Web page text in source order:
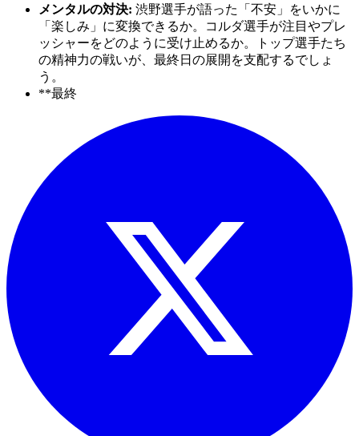
メンタルの対決: 渋野選手が語った「不安」をいかに
「楽しみ」に変換できるか。コルダ選手が注目やプレ
ッシャーをどのように受け止めるか。トップ選手たち
の精神力の戦いが、最終日の展開を支配するでしょ
う。
**最終